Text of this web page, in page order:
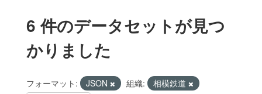
6 件のデータセットが見つ
かりました
フォーマット: JSON 組織:
相模鉄道